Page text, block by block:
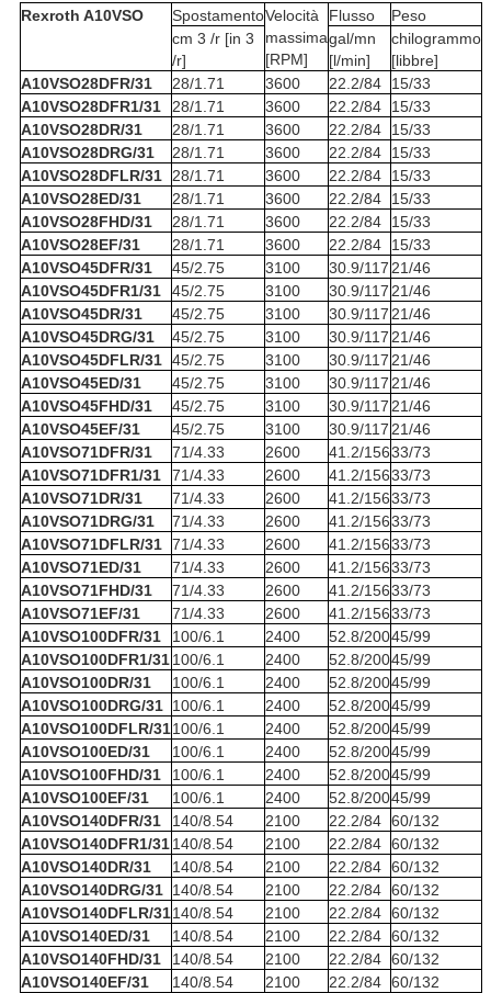
Rexroth A10VSO
SpostamentoVelocità
massima
[RPM]
Flusso
Peso
cm 3 /r [in 3
/r]
gal/mn
[l/min]
chilogrammo
[libbre]
A10VSO28DFR/31
28/1.71 3600 22.2/84
15/33
A10VSO28DFR1/31
28/1.71 3600 22.2/84
15/33
A10VSO28DR/31
28/1.71 3600 22.2/84
15/33
A10VSO28DRG/31
28/1.71 3600 22.2/84
15/33
A10VSO28DFLR/31 28/1.71 3600 22.2/84
15/33
A10VSO28ED/31
28/1.71 3600 22.2/84
15/33
A10VSO28FHD/31
28/1.71 3600 22.2/84
15/33
A10VSO28EF/31
28/1.71 3600 22.2/84
15/33
A10VSO45DFR/31
45/2.75 3100 30.9/11721/46
A10VSO45DFR1/31
45/2.75 3100 30.9/11721/46
A10VSO45DR/31
45/2.75 3100 30.9/11721/46
A10VSO45DRG/31
45/2.75 3100 30.9/11721/46
A10VSO45DFLR/31 45/2.75 3100 30.9/11721/46
A10VSO45ED/31
45/2.75 3100 30.9/11721/46
A10VSO45FHD/31
45/2.75 3100 30.9/11721/46
A10VSO45EF/31
45/2.75 3100 30.9/11721/46
A10VSO71DFR/31
71/4.33 2600 41.2/15633/73
A10VSO71DFR1/31
71/4.33 2600 41.2/15633/73
A10VSO71DR/31
71/4.33 2600 41.2/15633/73
A10VSO71DRG/31
71/4.33 2600 41.2/15633/73
A10VSO71DFLR/31 71/4.33 2600 41.2/15633/73
A10VSO71ED/31
71/4.33 2600 41.2/15633/73
A10VSO71FHD/31
71/4.33 2600 41.2/15633/73
A10VSO71EF/31
71/4.33 2600 41.2/15633/73
A10VSO100DFR/31
100/6.1 2400 52.8/20045/99
A10VSO100DFR1/31100/6.1 2400 52.8/20045/99
A10VSO100DR/31
100/6.1 2400 52.8/20045/99
A10VSO100DRG/31 100/6.1 2400 52.8/20045/99
A10VSO100DFLR/31100/6.1 2400 52.8/20045/99
A10VSO100ED/31
100/6.1 2400 52.8/20045/99
A10VSO100FHD/31
100/6.1 2400 52.8/20045/99
A10VSO100EF/31
100/6.1 2400 52.8/20045/99
A10VSO140DFR/31
140/8.54 2100 22.2/84 60/132
A10VSO140DFR1/31140/8.54 2100 22.2/84 60/132
A10VSO140DR/31
140/8.54 2100 22.2/84 60/132
A10VSO140DRG/31 140/8.54 2100 22.2/84 60/132
A10VSO140DFLR/31140/8.54 2100 22.2/84 60/132
A10VSO140ED/31
140/8.54 2100 22.2/84 60/132
A10VSO140FHD/31
140/8.54 2100 22.2/84 60/132
A10VSO140EF/31
140/8.54 2100 22.2/84 60/132